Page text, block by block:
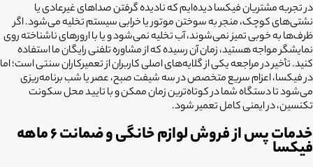
در تجربه مشتریان فیکسا دیده‌ایم که نادیده گرفتن صداهای غیرعادی یا
نشتی‌های کوچک، منجر به سوختن موتور یا خرابی سیستم تخلیه می‌شود. اگر
ظرف‌ها به خوبی تمیز نمی‌شوند، آب تخلیه نمی‌شود و یا با ارورهای ناشناخته روی
نمایشگر مواجه هستید، زمان آن رسیده که از مشاوره تلفنی رایگان ما استفاده
کنید. تأخیر در مراجعه یکی از گلایه‌های اصلی کاربران از تعمیرکاران سنتی است؛ اما
در فیکسا، اعزام سریع متخصص در سه شیفت صبح، عصر یا شب برنامه‌ریزی
می‌شود تا دستگاه شما در کوتاه‌ترین زمان ممکن و با تایید محل سکونت
تکنسین، در ایمنی کامل تعمیر شود.
خدمات پس از فروش لوازم خانگی و ضمانت ۶ ماهه
فیکسا